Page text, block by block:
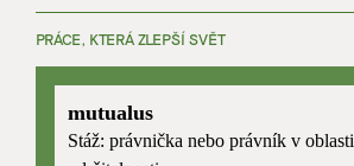
PRÁCE, KTERÁ ZLEPŠÍ SVĚT
mutualus
Stáž: právnička nebo právník v oblasti